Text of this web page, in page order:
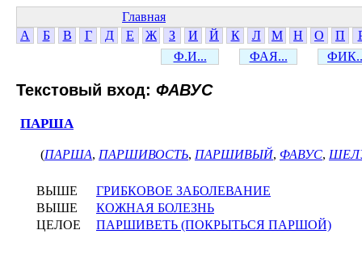
Главная
А
Б В Г Д Е Ж З И Й К Л М Н О П
Ф.И...
ФАЯ...
Текстовый вход: ФАВУС
ПАРША
(ПАРША, ПАРШИВОСТЬ, ПАРШИВЫЙ, ФАВУС,
ВЫШЕ
ГРИБКОВОЕ ЗАБОЛЕВАНИЕ
ВЫШЕ
КОЖНАЯ БОЛЕЗНЬ
ЦЕЛОЕ
ПАРШИВЕТЬ (ПОКРЫТЬСЯ ПАРШОЙ)